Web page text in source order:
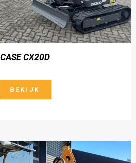
CASE CX20D
BEKIJK